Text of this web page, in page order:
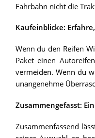
Fahrbahn nicht die
Kaufeinblicke:
Wenn du den Reifen
Paket einen
vermeiden. Wenn du
unangenehme
Zusammengefasst:
Zusammenfassend